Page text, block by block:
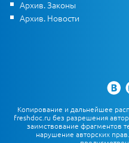
Архив. Законы
Архив. Новости
Копирование и дальнейшее
freshdoc.ru без разрешения
заимствование фрагментов
нарушение авторских